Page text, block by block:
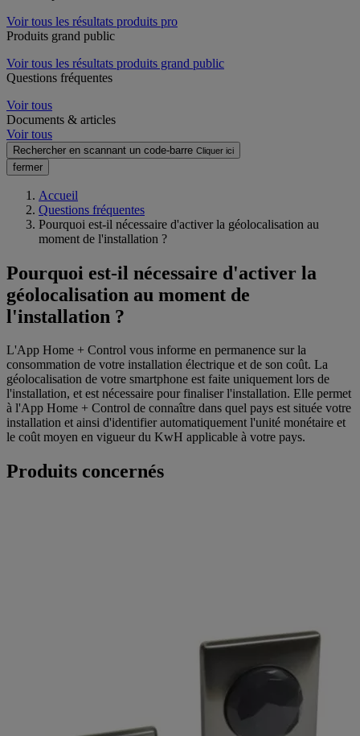
Voir tous les résultats produits pro
Produits grand public
Voir tous les résultats produits grand public
Questions fréquentes
Voir tous
Documents & articles
Voir tous
Rechercher en scannant un code-barre Cliquer ici
fermer
Accueil
Questions fréquentes
Pourquoi est-il nécessaire d'activer la géolocalisation au
moment de l'installation ?
Pourquoi est-il nécessaire d'activer la
géolocalisation au moment de
l'installation ?
L'App Home + Control vous informe en permanence sur la
consommation de votre installation électrique et de son coût. La
géolocalisation de votre smartphone est faite uniquement lors de
l'installation, et est nécessaire pour finaliser l'installation. Elle permet
à l'App Home + Control de connaître dans quel pays est située votre
installation et ainsi d'identifier automatiquement l'unité monétaire et
le coût moyen en vigueur du KwH applicable à votre pays.
Produits concernés